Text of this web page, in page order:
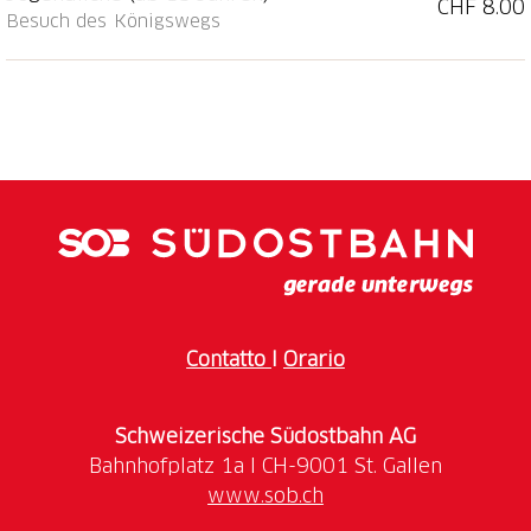
Selbstbedienungsterrasse frisch zubereitete
Besuch des Königswegs
CHF 8.00
Contatto Orario
Schweizerische Südostbahn AG
www.sob.ch